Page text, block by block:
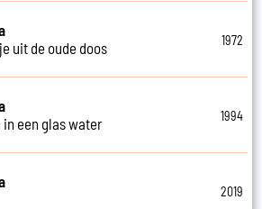
uit de oude doos
1972
in een glas water
1994
2019